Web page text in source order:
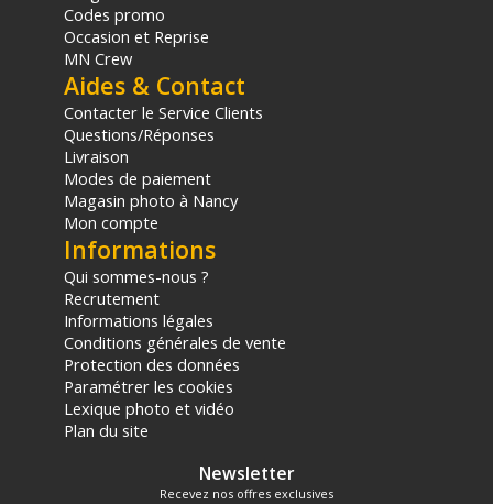
Codes promo
Occasion et Reprise
MN Crew
Aides & Contact
Contacter le Service Clients
Questions/Réponses
Livraison
Modes de paiement
Magasin photo à Nancy
Mon compte
Informations
Qui sommes-nous ?
Recrutement
Informations légales
Conditions générales de vente
Protection des données
Paramétrer les cookies
Lexique photo et vidéo
Plan du site
Newsletter
Recevez nos offres exclusives